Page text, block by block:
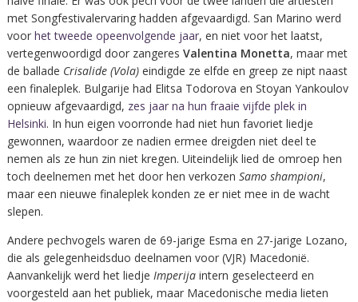
met Songfestivalervaring hadden afgevaardigd. San Marino werd
voor het tweede opeenvolgende jaar, en niet voor het laatst,
vertegenwoordigd door zangeres Valentina Monetta, maar met
de ballade Crisalide (Vola) eindigde ze elfde en greep ze nipt naast
een finaleplek. Bulgarije had Elitsa Todorova en Stoyan Yankoulov
opnieuw afgevaardigd, zes jaar na hun fraaie vijfde plek in
Helsinki. In hun eigen voorronde had niet hun favoriet liedje
gewonnen, waardoor ze nadien ermee dreigden niet deel te
nemen als ze hun zin niet kregen. Uiteindelijk lied de omroep hen
toch deelnemen met het door hen verkozen Samo shampioni,
maar een nieuwe finaleplek konden ze er niet mee in de wacht
slepen.
Andere pechvogels waren de 69-jarige Esma en 27-jarige Lozano,
die als gelegenheidsduo deelnamen voor (VJR) Macedonië.
Aanvankelijk werd het liedje Imperija intern geselecteerd en
voorgesteld aan het publiek, maar Macedonische media lieten